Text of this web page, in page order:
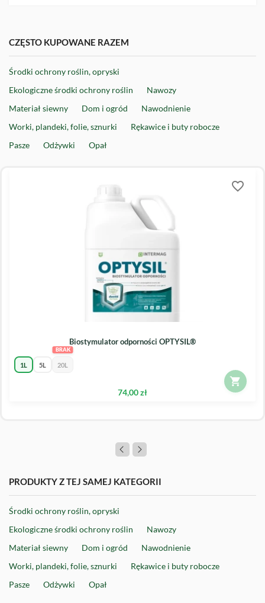
CZĘSTO KUPOWANE RAZEM
Środki ochrony roślin, opryski
Ekologiczne środki ochrony roślin
Nawozy
Materiał siewny
Dom i ogród
Nawodnienie
Worki, plandeki, folie, sznurki
Rękawice i buty robocze
Pasze
Odżywki Opał
Biostymulator odporności OPTYSIL®
1L 5L 20L
74,00 zł
favorite_border
PRODUKTY Z TEJ SAMEJ KATEGORII
Środki ochrony roślin, opryski
Ekologiczne środki ochrony roślin
Nawozy
Materiał siewny
Dom i ogród
Nawodnienie
Worki, plandeki, folie, sznurki
Rękawice i buty robocze
Pasze
Odżywki Opał